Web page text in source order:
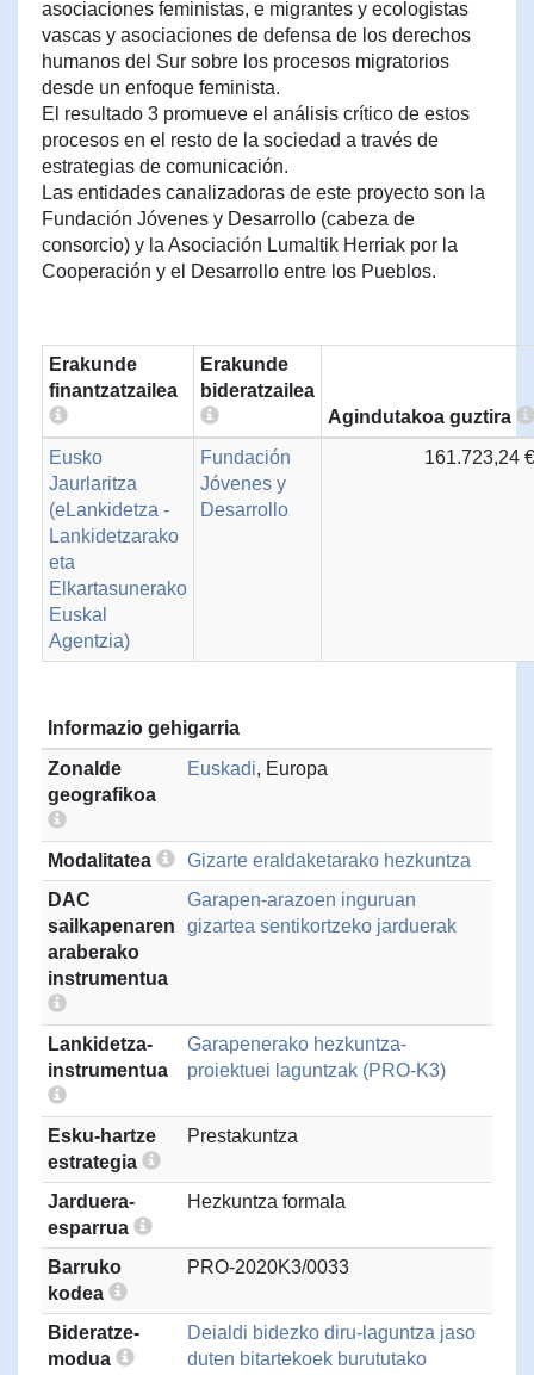
asociaciones feministas, e migrantes y ecologistas
vascas y asociaciones de defensa de los derechos
humanos del Sur sobre los procesos migratorios
desde un enfoque feminista.
El resultado 3 promueve el análisis crítico de estos
procesos en el resto de la sociedad a través de
estrategias de comunicación.
Las entidades canalizadoras de este proyecto son la
Fundación Jóvenes y Desarrollo (cabeza de
consorcio) y la Asociación Lumaltik Herriak por la
Cooperación y el Desarrollo entre los Pueblos.
Erakunde
finantzatzailea
Erakunde
bideratzailea
Agindutakoa guztira
Eusko
Jaurlaritza
(eLankidetza -
Lankidetzarako
eta
Elkartasunerako
Euskal
Agentzia)
Fundación
Jóvenes y
Desarrollo
161.723,24 €
Informazio gehigarria
Zonalde
geografikoa
Euskadi, Europa
Modalitatea
Gizarte eraldaketarako hezkuntza
DAC
sailkapenaren
araberako
instrumentua
Garapen-arazoen inguruan
gizartea sentikortzeko jarduerak
Lankidetza-
instrumentua
Garapenerako hezkuntza-
proiektuei laguntzak (PRO-K3)
Esku-hartze
estrategia
Prestakuntza
Jarduera-
esparrua
Hezkuntza formala
Barruko
kodea
PRO-2020K3/0033
Bideratze-
modua
Deialdi bidezko diru-laguntza jaso
duten bitartekoek burututako